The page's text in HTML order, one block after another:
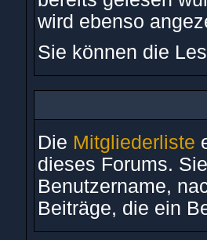
wird ebenso
Sie können die
Die Mitgliederliste
dieses Forums.
Benutzername,
Beiträge, die ein